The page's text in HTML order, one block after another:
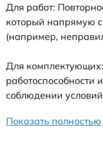
Для работ:
который напрямую
(например,
Для
работоспособности
соблюдении
Показать полностью